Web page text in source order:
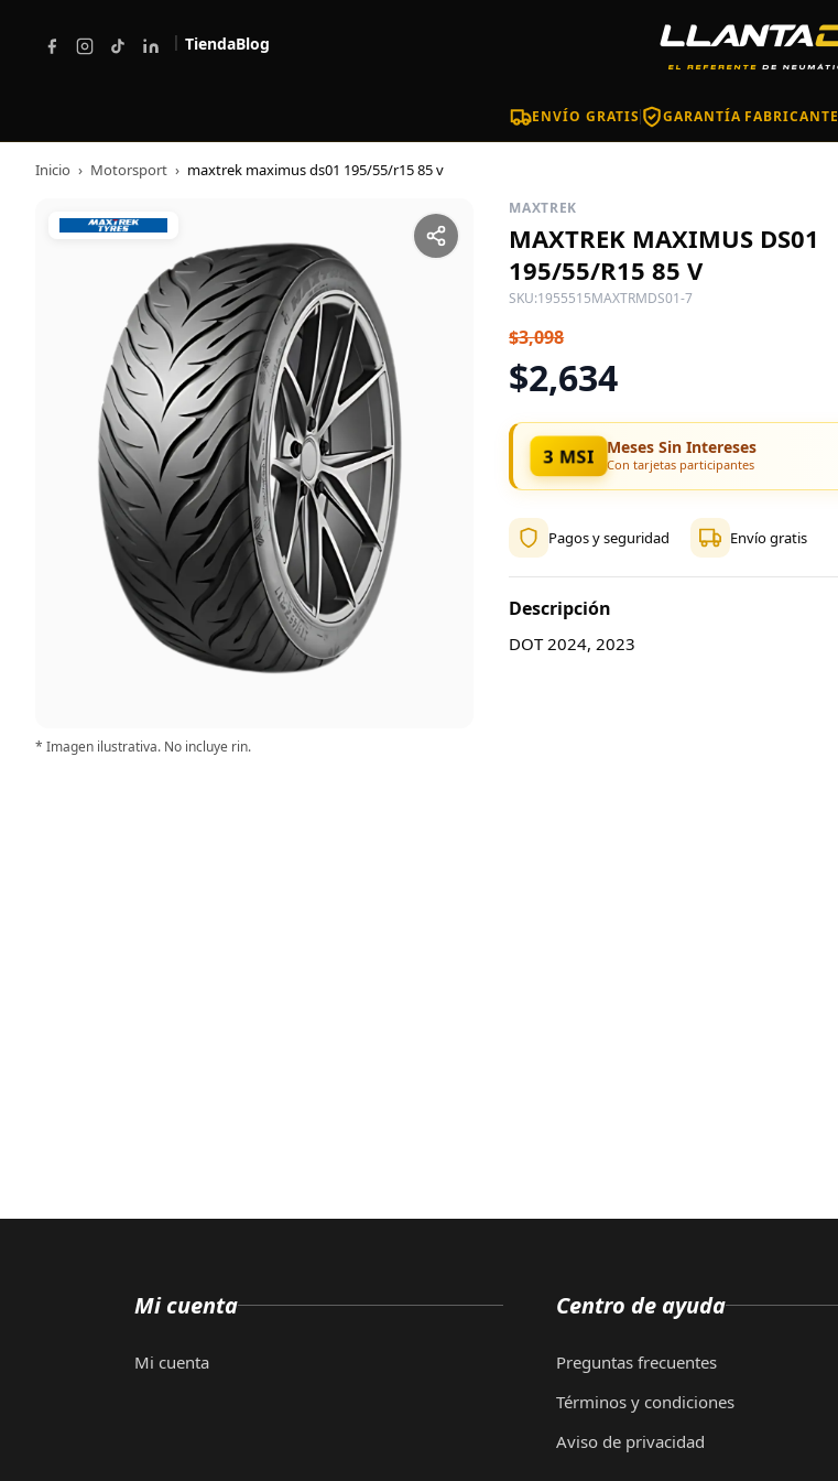
| TiendaBlog
ENVÍO GRATIS GARANTÍA FABRICANTE
Inicio › Motorsport › maxtrek maximus ds01 195/55/r15 85 v
* Imagen ilustrativa. No incluye rin.
MAXTREK
MAXTREK MAXIMUS DS01
195/55/R15 85 V
SKU:1955515MAXTRMDS01-7
$3,098
$2,634
3 MSI Meses Sin Intereses
Con tarjetas participantes
Pagos y seguridad Envío gratis
Descripción
DOT 2024, 2023
Mi cuenta
Mi cuenta
Centro de ayuda
Preguntas frecuentes
Términos y condiciones
Aviso de privacidad